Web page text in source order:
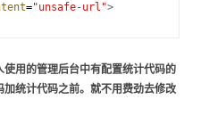
="unsafe-url">
用的管理后台中有配置统计代码的
统计代码之前。就不用费劲去修改